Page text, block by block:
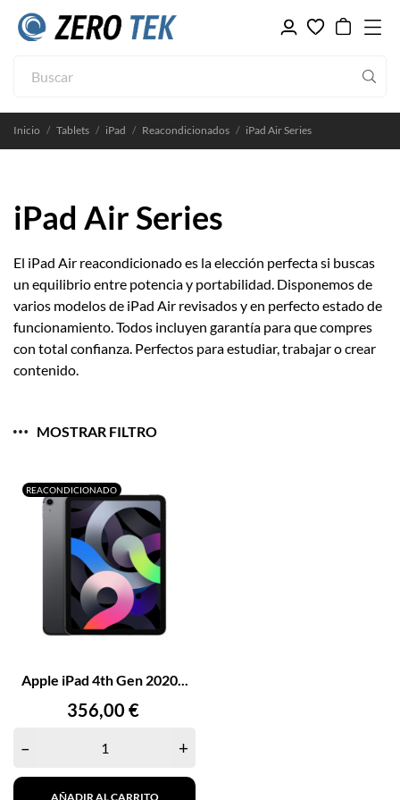
Inicio Tablets iPad Reacondicionados iPad Air Series
iPad Air Series
El iPad Air reacondicionado es la elección perfecta si buscas
un equilibrio entre potencia y portabilidad. Disponemos de
varios modelos de iPad Air revisados y en perfecto estado de
funcionamiento. Todos incluyen garantía para que compres
con total confianza. Perfectos para estudiar, trabajar o crear
contenido.
MOSTRAR FILTRO
REACONDICIONADO
Apple iPad 4th Gen 2020...
Precio
356,00 €
– +
AÑADIR AL CARRITO